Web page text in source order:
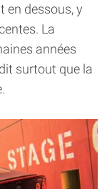
en dessous, y
La
années
surtout que la